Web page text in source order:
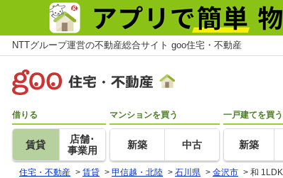
NTTグループ運営の不動産総合サイト goo住宅・不動産
借りる
賃貸
店舗･
事業用
マンションを買う
新築 中古
一戸建てを買う
新築
住宅・不動産 > 賃貸 > 甲信越・北陸 > 石川県 > 金沢市 > 和 1LDK